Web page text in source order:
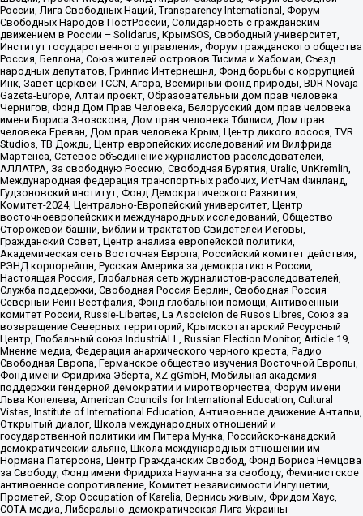
России, Лига Свободных Наций, Transparеncy International, Форум
Свободных Народов ПостРоссии, Солидарность с гражданским
движением в России – Solidarus, КрымSOS, Свободный университет,
Институт государственного управления, Форум гражданского общества
Россия, Беллона, Союз жителей островов Тисима и Хабомаи, Съезд
народных депутатов, Гринпис Интернешнл, Фонд борьбы с коррупцией
Инк, Завет церквей TCCN, Агора, Всемирный фонд природы, BDR Novaja
Gazeta-Europe, Алтай проект, Образовательный дом прав человека
Чернигов, Фонд Дом Прав Человека, Белорусский дом прав человека
имени Бориса Звозскова, Дом прав человека Тбилиси, Дом прав
человека Ереван, Дом прав человека Крым, Центр дикого лосося, TVR
Studios, ТВ Дождь, Центр европейских исследований им Вилфрида
Мартенса, Сетевое объединение журналистов расследователей,
АЛЛАТРА, За свободную Россию, Свободная Бурятия, Uralic, UnKremlin,
Международная федерация транспортных рабочих, ИстЧам Финланд,
Гудзоновский институт, Фонд Демократического Развития,
Комитет-2024, Центрально-Европейский университет, Центр
восточноевропейских и международных исследований, Общество
Сторожевой башни, Библии и трактатов Свидетелей Иеговы,
Гражданский Совет, Центр анализа европейской политики,
Академическая сеть Восточная Европа, Российский комитет действия,
РЭНД корпорейшн, Русская Америка за демократию в России,
Настоящая Россия, Глобальная сеть журналистов-расследователей,
Служба поддержки, Свободная Россия Берлин, Свободная Россия
Северный Рейн-Вестфалия, Фонд глобальной помощи, Антивоенный
комитет России, Russie-Libertes, La Asocicion de Rusos Libres, Союз за
возвращение Северных территорий, Крымскотатарский Ресурсный
Центр, Глобальный союз IndustriALL, Russian Election Monitor, Article 19,
Мнение медиа, Федерация анархического черного креста, Радио
Свободная Европа, Германское общество изучения Восточной Европы,
Фонд имени Фридриха Эберта, XZ gGmbH, Мобильная академия
поддержки гендерной демократии и миротворчества, Форум имени
Льва Копелева, American Councils for International Education, Cultural
Vistas, Institute of International Education, Антивоенное движение Антальи,
Открытый диалог, Школа международных отношений и
государственной политики им Питера Мунка, Российско-канадский
демократический альянс, Школа международных отношений им
Нормана Патерсона, Центр Гражданских Свобод, Фонд Бориса Немцова
за Свободу, Фонд имени Фридриха Науманна за свободу, Феминистское
антивоенное сопротивление, Комитет независимости Ингушетии,
Прометей, Stop Occupation of Karelia, Вернись живым, Фридом Хаус,
СОТА медиа, Либерально-демократическая Лига Украины